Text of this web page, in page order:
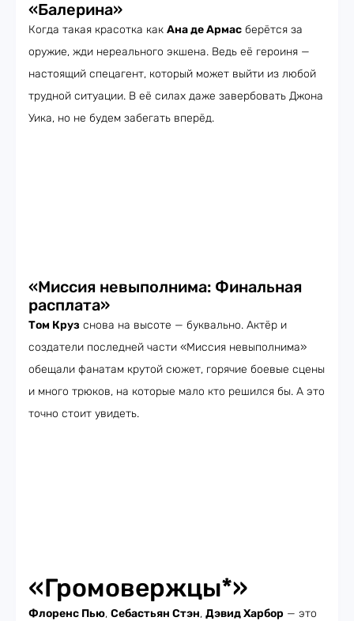
«Балерина»
Когда такая красотка как Ана де Армас берётся за
оружие, жди нереального экшена. Ведь её героиня —
настоящий спецагент, который может выйти из любой
трудной ситуации. В её силах даже завербовать Джона
Уика, но не будем забегать вперёд.
«Миссия невыполнима: Финальная
расплата»
Том Круз снова на высоте — буквально. Актёр и
создатели последней части «Миссия невыполнима»
обещали фанатам крутой сюжет, горячие боевые сцены
и много трюков, на которые мало кто решился бы. А это
точно стоит увидеть.
«Громовержцы*»
Флоренс Пью, Себастьян Стэн, Дэвид Харбор — это